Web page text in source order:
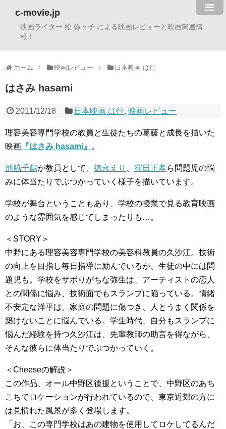
c-movie.jp
映画ライター 松 弥々子 による映画レビューと映画関連情
報！
ホーム 映画レビュー 日本映画 は行
はさみ hasami
2011/12/18 日本映画 は行, 映画レビュー
理容美容専門学校の教員と生徒たちの葛藤と成長を描いた
映画 『はさみ hasami』 。
池脇千鶴が教員として、 徳永えり 窪田正孝ら問題児の悩
みに体当たりでぶつかっていく様子を描いています。
学校が舞台ということもあり、学校の授業で見る教育映画
のような雰囲気を感じてしまったりも…。
＜STORY＞
中野にある理容美容専門学校の美容科教員の久沙江。技術
の向上を目指し毎日指導に励んでいるが、生徒の中には問
題児も。学校をサボりがちな弥生は、アーティストの恋人
との関係に悩み、技術面でもスランプに陥っている。情緒
不安定な洋平は、家庭の問題に傷つき、人とうまく関係を
築けないことに悩んでいる。学生時代、自分もスランプに
悩んだ経験を持つ久沙江は、先輩教師の助言を得ながら、
そんな彼らに体当たりでぶつかっていく。
＜Cheeseの解説＞
この作品、オール中野区後援ということで、中野区のあち
こちでロケーションが行われているので、東京近郊の方に
は見慣れた風景が多く登場します。
「お、この専門学校はあの建物を使用してロケしてるんだ